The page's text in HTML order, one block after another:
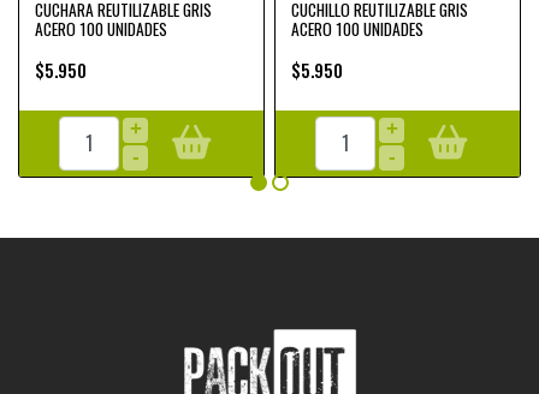
CUCHARA REUTILIZABLE GRIS
ACERO 100 UNIDADES
$5.950
+
-
CUCHILLO REUTILIZABLE GRIS
ACERO 100 UNIDADES
$5.950
+
-